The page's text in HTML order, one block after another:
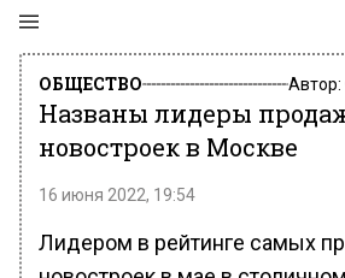
ОБЩЕСТВО Автор:
Названы лидеры
новостроек в Москве
16 июня 2022, 19:54
Лидером в рейтинге самых